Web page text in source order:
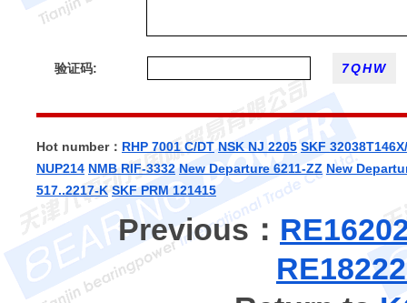
验证码:
Hot number： RHP 7001 C/DT NSK NJ 2205 SKF
NUP214 NMB RIF-3332 New Departure 6211-ZZ New
517..2217-K SKF PRM 121415
Previous：